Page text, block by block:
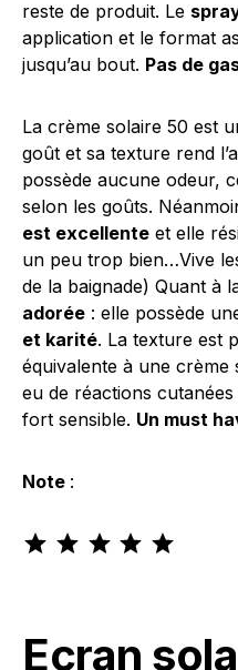
reste de produit. Le
application et le format
jusqu’au bout. Pas de
La crème solaire 50 est
goût et sa texture rend
possède aucune odeur,
selon les goûts.
est excellente et elle
un peu trop bien…Vive
de la baignade) Quant à
adorée : elle possède
et karité. La texture est
équivalente à une crème
eu de réactions
fort sensible. Un must
Note :
Ecran